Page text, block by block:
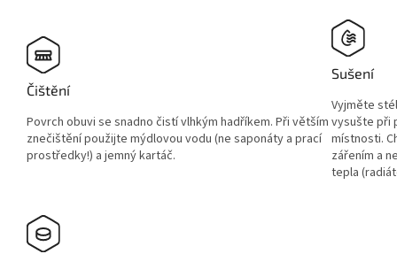
Čištění
Povrch obuvi se snadno čistí vlhkým hadříkem. Při větším
znečištění použijte mýdlovou vodu (ne saponáty a prací
prostředky!) a jemný kartáč.
Sušení
Vyjměte
vysušte při
místnosti.
zářením a
tepla